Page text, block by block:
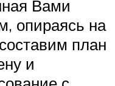
Вами
опираясь на
план
и